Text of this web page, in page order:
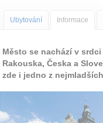
Ubytování Informace
Město se nachází v
Rakouska, Česka a
zde i jedno z